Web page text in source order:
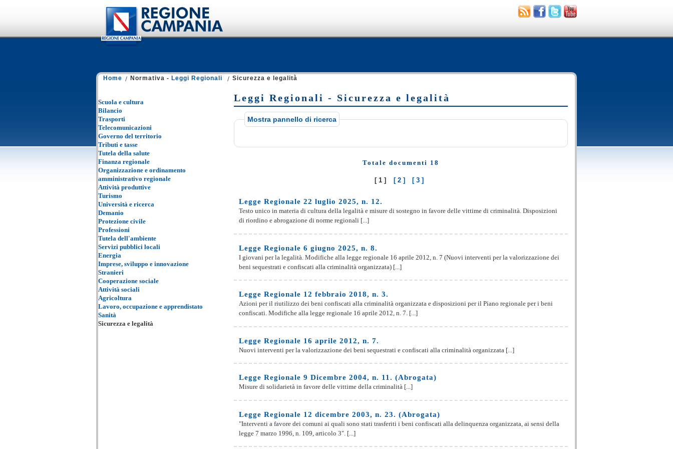
Home Normativa - Leggi Regionali Sicurezza e legalità
Leggi Regionali - Sicurezza e legalità
Mostra pannello di ricerca
Totale documenti 18
[1] [2] [3]
Legge Regionale 22 luglio 2025, n. 12.
Testo unico in materia di cultura della legalità e misure di sostegno in favore delle vittime di criminalità. Disposizioni
di riordino e abrogazione di norme regionali [...]
Legge Regionale 6 giugno 2025, n. 8.
I giovani per la legalità. Modifiche alla legge regionale 16 aprile 2012, n. 7 (Nuovi interventi per la valorizzazione dei
beni sequestrati e confiscati alla criminalità organizzata) [...]
Legge Regionale 12 febbraio 2018, n. 3.
Azioni per il riutilizzo dei beni confiscati alla criminalità organizzata e disposizioni per il Piano regionale per i beni
confiscati. Modifiche alla legge regionale 16 aprile 2012, n. 7. [...]
Legge Regionale 16 aprile 2012, n. 7.
Nuovi interventi per la valorizzazione dei beni sequestrati e confiscati alla criminalità organizzata [...]
Legge Regionale 9 Dicembre 2004, n. 11. (Abrogata)
Misure di solidarietà in favore delle vittime della criminalità [...]
Legge Regionale 12 dicembre 2003, n. 23. (Abrogata)
"Interventi a favore dei comuni ai quali sono stati trasferiti i beni confiscati alla delinquenza organizzata, ai sensi della
legge 7 marzo 1996, n. 109, articolo 3". [...]
Scuola e cultura
Bilancio
Trasporti
Telecomunicazioni
Governo del territorio
Tributi e tasse
Tutela della salute
Finanza regionale
Organizzazione e ordinamento
amministrativo regionale
Attività produttive
Turismo
Università e ricerca
Demanio
Protezione civile
Professioni
Tutela dell'ambiente
Servizi pubblici locali
Energia
Imprese, sviluppo e innovazione
Stranieri
Cooperazione sociale
Attività sociali
Agricoltura
Lavoro, occupazione e apprendistato
Sanità
Sicurezza e legalità